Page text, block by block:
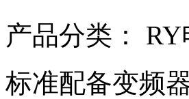
产品分类：
标准配备变频